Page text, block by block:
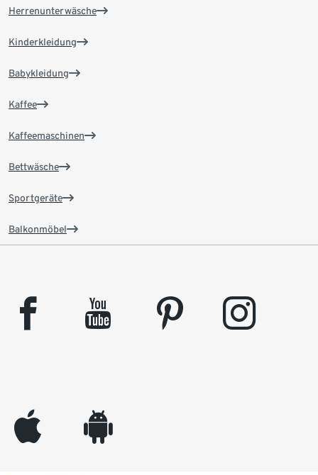
Herrenunterwäsche
Kinderkleidung
Babykleidung
Kaffee
Kaffeemaschinen
Bettwäsche
Sportgeräte
Balkonmöbel
facebook youtube pinterest instagram
appleinc android